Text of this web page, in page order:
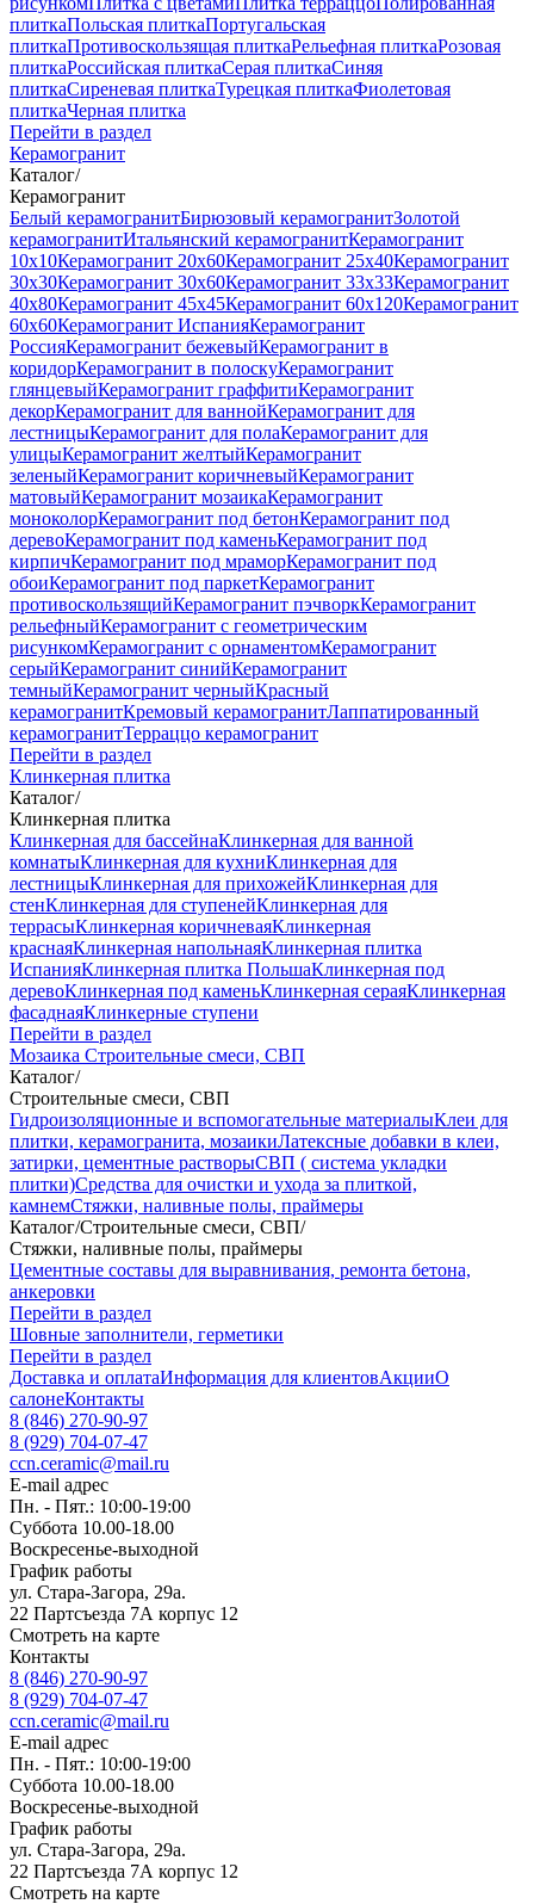
плиткаПольская плиткаПортугальская
плиткаПротивоскользящая плиткаРельефная плиткаРозовая
плиткаРоссийская плиткаСерая плиткаСиняя
плиткаСиреневая плиткаТурецкая плиткаФиолетовая
плиткаЧерная плитка
Перейти в раздел
Керамогранит
Каталог/
Керамогранит
Белый керамогранитБирюзовый керамогранитЗолотой
керамогранитИтальянский керамогранитКерамогранит
10x10Керамогранит 20x60Керамогранит 25x40Керамогранит
30x30Керамогранит 30x60Керамогранит 33x33Керамогранит
40x80Керамогранит 45x45Керамогранит 60x120Керамогранит
60x60Керамогранит ИспанияКерамогранит
РоссияКерамогранит бежевыйКерамогранит в
коридорКерамогранит в полоскуКерамогранит
глянцевыйКерамогранит граффитиКерамогранит
декорКерамогранит для ваннойКерамогранит для
лестницыКерамогранит для полаКерамогранит для
улицыКерамогранит желтыйКерамогранит
зеленыйКерамогранит коричневыйКерамогранит
матовыйКерамогранит мозаикаКерамогранит
моноколорКерамогранит под бетонКерамогранит под
деревоКерамогранит под каменьКерамогранит под
кирпичКерамогранит под мраморКерамогранит под
обоиКерамогранит под паркетКерамогранит
противоскользящийКерамогранит пэчворкКерамогранит
рельефныйКерамогранит с геометрическим
рисункомКерамогранит с орнаментомКерамогранит
серыйКерамогранит синийКерамогранит
темныйКерамогранит черныйКрасный
керамогранитКремовый керамогранитЛаппатированный
керамогранитТерраццо керамогранит
Перейти в раздел
Клинкерная плитка
Каталог/
Клинкерная плитка
Клинкерная для бассейнаКлинкерная для ванной
комнатыКлинкерная для кухниКлинкерная для
лестницыКлинкерная для прихожейКлинкерная для
стенКлинкерная для ступенейКлинкерная для
террасыКлинкерная коричневаяКлинкерная
краснаяКлинкерная напольнаяКлинкерная плитка
ИспанияКлинкерная плитка ПольшаКлинкерная под
деревоКлинкерная под каменьКлинкерная сераяКлинкерная
фасаднаяКлинкерные ступени
Перейти в раздел
Мозаика Строительные смеси, СВП
Каталог/
Строительные смеси, СВП
Гидроизоляционные и вспомогательные материалыКлеи для
плитки, керамогранита, мозаикиЛатексные добавки в клеи,
затирки, цементные растворыСВП ( система укладки
плитки)Средства для очистки и ухода за плиткой,
камнемСтяжки, наливные полы, праймеры
Каталог/Строительные смеси, СВП/
Стяжки, наливные полы, праймеры
Цементные составы для выравнивания, ремонта бетона,
анкеровки
Перейти в раздел
Шовные заполнители, герметики
Перейти в раздел
Доставка и оплатаИнформация для клиентовАкцииО
салонеКонтакты
8 (846) 270-90-97
8 (929) 704-07-47
ccn.ceramic@mail.ru
E-mail адрес
Пн. - Пят.: 10:00-19:00
Суббота 10.00-18.00
Воскресенье-выходной
График работы
ул. Стара-Загора, 29а.
22 Партсъезда 7А корпус 12
Смотреть на карте
Контакты
8 (846) 270-90-97
8 (929) 704-07-47
ccn.ceramic@mail.ru
E-mail адрес
Пн. - Пят.: 10:00-19:00
Суббота 10.00-18.00
Воскресенье-выходной
График работы
ул. Стара-Загора, 29а.
22 Партсъезда 7А корпус 12
Смотреть на карте